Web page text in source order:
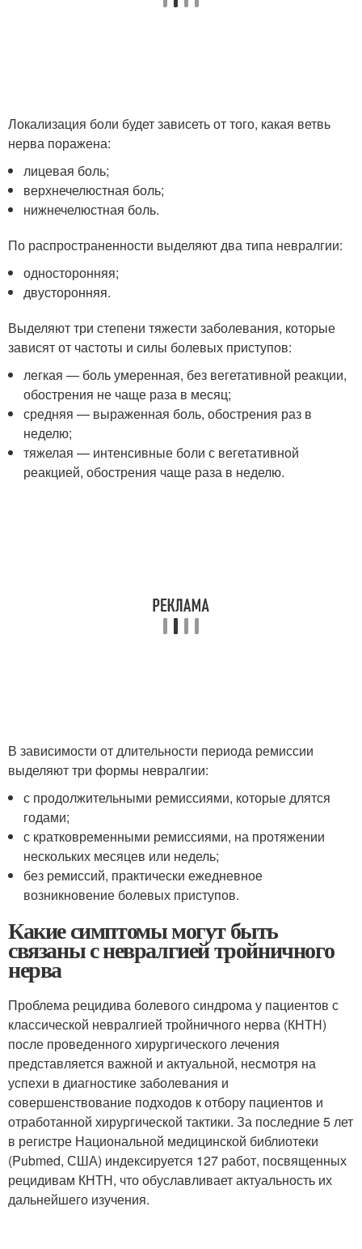
Локализация боли будет зависеть от того, какая ветвь
нерва поражена:
лицевая боль;
верхнечелюстная боль;
нижнечелюстная боль.
По распространенности выделяют два типа невралгии:
односторонняя;
двусторонняя.
Выделяют три степени тяжести заболевания, которые
зависят от частоты и силы болевых приступов:
легкая — боль умеренная, без вегетативной реакции,
обострения не чаще раза в месяц;
средняя — выраженная боль, обострения раз в
неделю;
тяжелая — интенсивные боли с вегетативной
реакцией, обострения чаще раза в неделю.
В зависимости от длительности периода ремиссии
выделяют три формы невралгии:
с продолжительными ремиссиями, которые длятся
годами;
с кратковременными ремиссиями, на протяжении
нескольких месяцев или недель;
без ремиссий, практически ежедневное
возникновение болевых приступов.
Какие симптомы могут быть
связаны с невралгией тройничного
нерва
Проблема рецидива болевого синдрома у пациентов с
классической невралгией тройничного нерва (КНТН)
после проведенного хирургического лечения
представляется важной и актуальной, несмотря на
успехи в диагностике заболевания и
совершенствование подходов к отбору пациентов и
отработанной хирургической тактики. За последние 5 лет
в регистре Национальной медицинской библиотеки
(Pubmed, США) индексируется 127 работ, посвященных
рецидивам КНТН, что обуславливает актуальность их
дальнейшего изучения.